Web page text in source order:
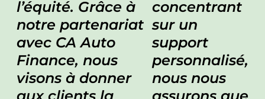
l’équité. Grâce à
notre partenariat
avec CA Auto
Finance, nous
visons à donner
concentrant
sur un
support
personnalisé,
nous nous